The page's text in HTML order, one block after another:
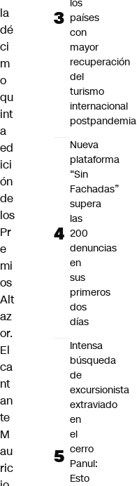
la
dé
ci
m
o
qu
int
a
ed
ici
ón
de
los
Pr
e
mi
os
Alt
az
or.
El
ca
nt
an
te
M
au
ric
los
países
con
mayor
recuperación
del
turismo
internacional
postpandemia
Nueva
plataforma
“Sin
Fachadas”
supera
las
200
denuncias
en
sus
primeros
dos
días
Intensa
búsqueda
de
excursionista
extraviado
en
el
cerro
Panul:
Esto